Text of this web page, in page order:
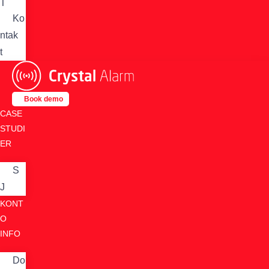
T
Ko
ntak
t
Book demo
CASE
STUDI
ER
S
J
KONT
O
INFO
Do